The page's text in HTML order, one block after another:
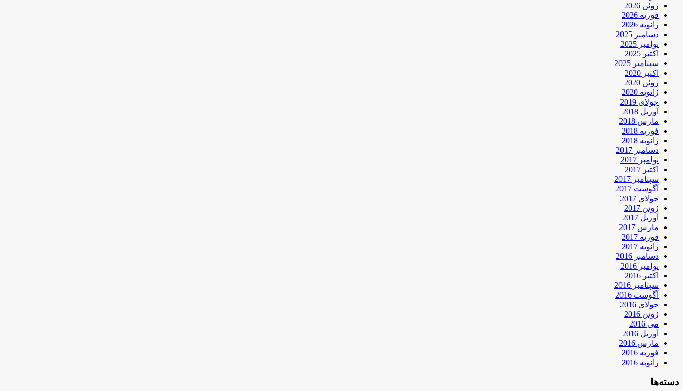
ژوئن 2026
فوریه 2026
ژانویه 2026
دسامبر 2025
نوامبر 2025
اکتبر 2025
سپتامبر 2025
اکتبر 2020
ژوئن 2020
ژانویه 2020
جولای 2019
آوریل 2018
مارس 2018
فوریه 2018
ژانویه 2018
دسامبر 2017
نوامبر 2017
اکتبر 2017
سپتامبر 2017
آگوست 2017
جولای 2017
ژوئن 2017
آوریل 2017
مارس 2017
فوریه 2017
ژانویه 2017
دسامبر 2016
نوامبر 2016
اکتبر 2016
سپتامبر 2016
آگوست 2016
جولای 2016
ژوئن 2016
می 2016
آوریل 2016
مارس 2016
فوریه 2016
ژانویه 2016
دسته‌ها